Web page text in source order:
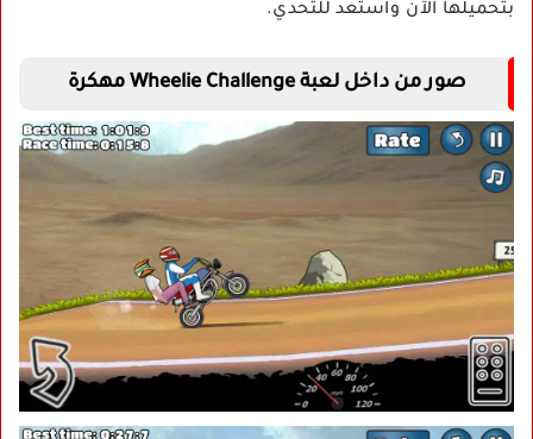
بتحميلها الآن واستعد للتحدي.
صور من داخل لعبة Wheelie Challenge مهكرة